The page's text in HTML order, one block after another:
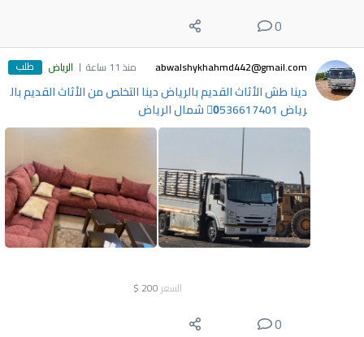
0
abwalshykhahmd442@gmail.com منذ 11 ساعة الرياض طلب
دينا طش الأثاث القديم بالرياض دينا التخلص من الأثاث القديم بال
رياض 0َ536617401 شمال الرياض
السعر 200
$
0